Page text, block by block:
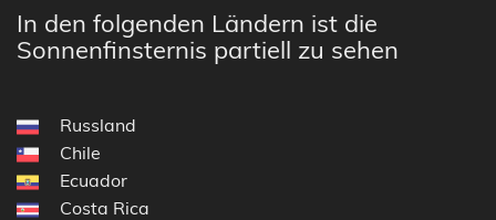
In den folgenden Ländern ist die
Sonnenfinsternis partiell zu sehen
Russland
Chile
Ecuador
Costa Rica